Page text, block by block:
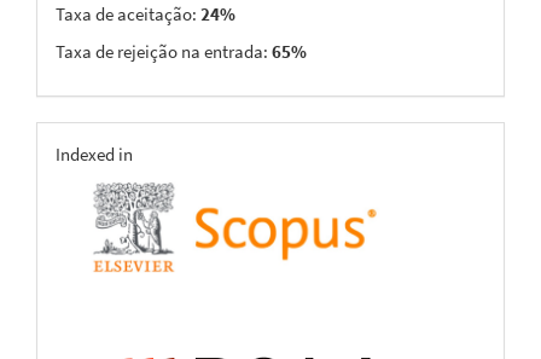
Taxa de aceitação: 24%
Taxa de rejeição na entrada: 65%
indexing
Indexed in